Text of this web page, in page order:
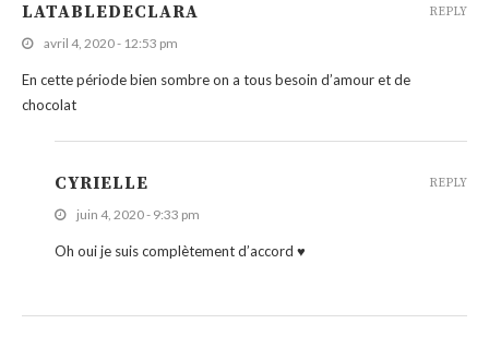
LATABLEDECLARA
avril 4, 2020 - 12:53 pm
En cette période bien sombre on a tous besoin d’amour et de
chocolat
REPLY
CYRIELLE
juin 4, 2020 - 9:33 pm
Oh oui je suis complètement d’accord ♥
REPLY